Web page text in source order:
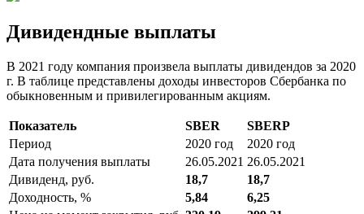
Дивидендные выплаты
В 2021 году компания произвела выплаты дивидендов за 2020
г. В таблице представлены доходы инвесторов Сбербанка по
обыкновенным и привилегированным акциям.
Показатель SBER
SBERP
Период
2020 год
2020 год
Дата получения выплаты
26.05.2021 26.05.2021
Дивиденд, руб.
18,7
18,7
Доходность, %
5,84
6,25